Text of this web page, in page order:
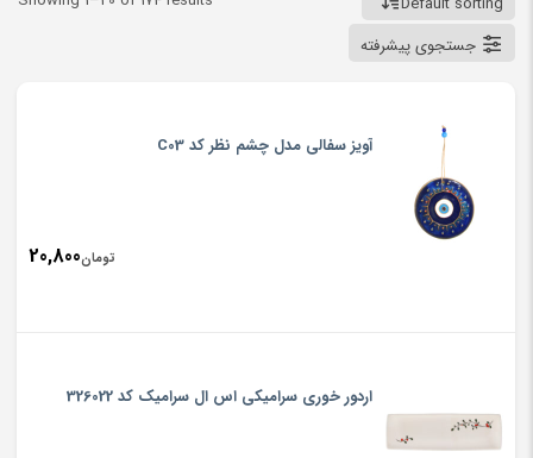
جستجوی پیشرفته
آویز سفالی مدل چشم نظر کد C03
تومان20,800
اردور خوری سرامیکی اس ال سرامیک کد 326022